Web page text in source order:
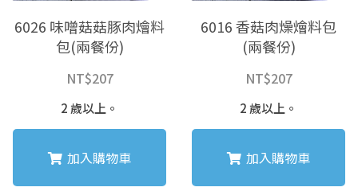
6026 味噌菇菇豚肉燴料
包(兩餐份)
NT$207
2 歲以上。
加入購物車
6016 香菇肉燥燴料包
(兩餐份)
NT$207
2 歲以上。
加入購物車